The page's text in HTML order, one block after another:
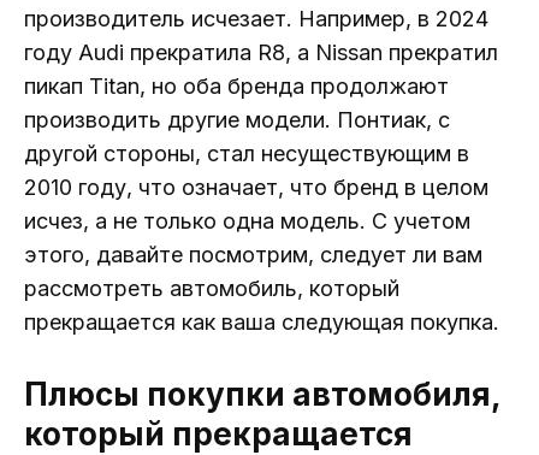
производитель исчезает. Например, в 2024
году Audi прекратила R8, а Nissan прекратил
пикап Titan, но оба бренда продолжают
производить другие модели. Понтиак, с
другой стороны, стал несуществующим в
2010 году, что означает, что бренд в целом
исчез, а не только одна модель. С учетом
этого, давайте посмотрим, следует ли вам
рассмотреть автомобиль, который
прекращается как ваша следующая покупка.
Плюсы покупки автомобиля,
который прекращается